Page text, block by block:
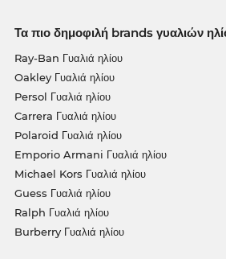
Τα πιο δημοφιλή brands γυαλιών
Ray-Ban Γυαλιά ηλίου
Oakley Γυαλιά ηλίου
Persol Γυαλιά ηλίου
Carrera Γυαλιά ηλίου
Polaroid Γυαλιά ηλίου
Emporio Armani Γυαλιά ηλίου
Michael Kors Γυαλιά ηλίου
Guess Γυαλιά ηλίου
Ralph Γυαλιά ηλίου
Burberry Γυαλιά ηλίου